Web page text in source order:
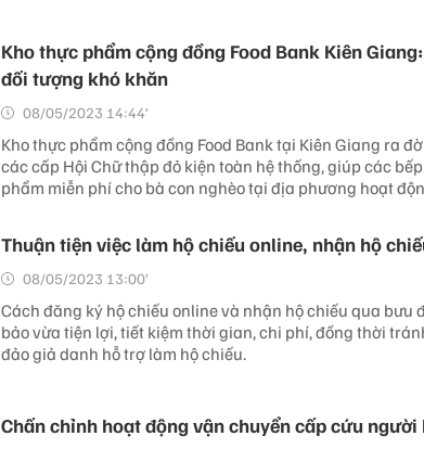
Kho thực phẩm cộng đồng Food Bank Kiên
đối tượng khó khăn
08/05/2023 14:44’
Kho thực phẩm cộng đồng Food Bank tại Kiên Giang ra
các cấp Hội Chữ thập đỏ kiện toàn hệ thống, giúp các
phẩm miễn phí cho bà con nghèo tại địa phương hoạt
Thuận tiện việc làm hộ chiếu online, nhận hộ
08/05/2023 13:00’
Cách đăng ký hộ chiếu online và nhận hộ chiếu qua bưu
bảo vừa tiện lợi, tiết kiệm thời gian, chi phí, đồng thời
đảo giả danh hỗ trợ làm hộ chiếu.
Chấn chỉnh hoạt động vận chuyển cấp cứu người